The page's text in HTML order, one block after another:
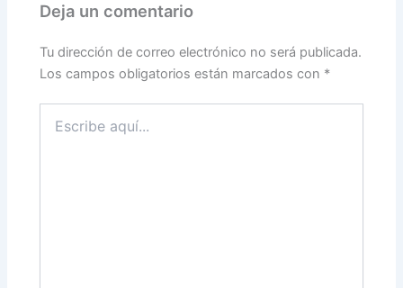
Deja un comentario
Tu dirección de correo electrónico no será publicada.
Los campos obligatorios están marcados con *
aquí...